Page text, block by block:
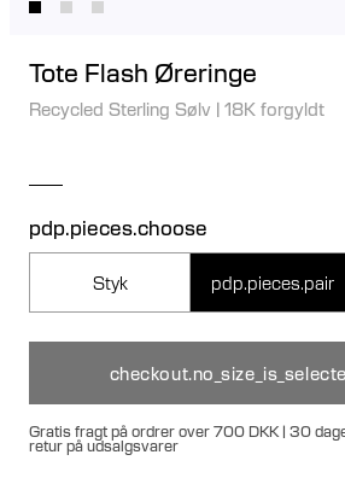
Tote Flash Øreringe
Recycled Sterling Sølv | 18K forgyldt
pdp.pieces.choose
Styk pdp.pieces.pair
Gratis fragt på ordrer over 700 DKK | 30
retur på udsalgsvarer